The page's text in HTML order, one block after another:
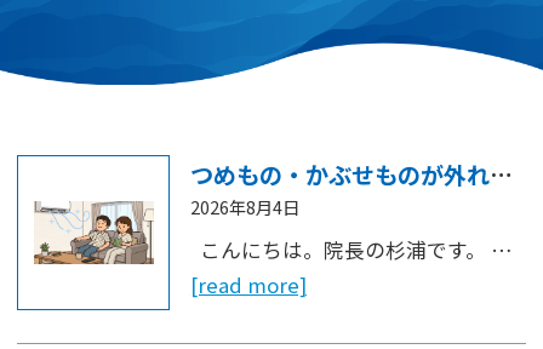
つめもの・かぶせものが外れる！ その寿命と原因は？
2026年8月4日
こんにちは。院長の杉浦です。 …
[read more]